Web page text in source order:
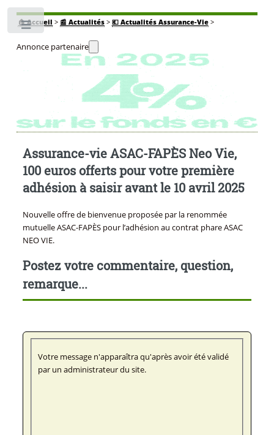
🏠Accueil > 📰 Actualités> 💶 Actualités Assurance-Vie>
Annonce partenaire
Assurance-vie ASAC-FAPÈS Neo Vie,
100 euros offerts pour votre première
adhésion à saisir avant le 10 avril 2025
Nouvelle offre de bienvenue proposée par la renommée
mutuelle ASAC-FAPÈS pour l’adhésion au contrat phare ASAC
NEO VIE.
Postez votre commentaire, question,
remarque...
Votre message n'apparaîtra qu'après avoir été validé
par un administrateur du site.
Toggle